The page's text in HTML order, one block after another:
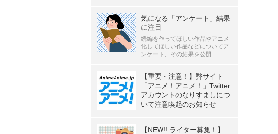
気になる「アンケート」結果
に注目
続編を作ってほしい作品やアニメ
化してほしい作品などについてア
ンケート、その結果を公開
【重要・注意！】弊サイト
「アニメ！アニメ！」Twitter
アカウントのなりすましにつ
いて注意喚起のお知らせ
【NEW!! ライター募集！】